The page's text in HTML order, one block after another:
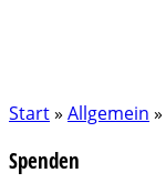
Start» Allgemein »
Spenden